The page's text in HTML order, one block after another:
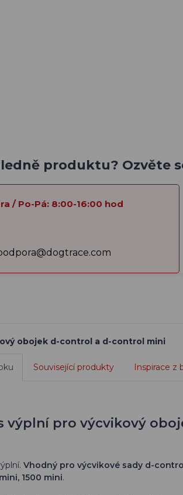
produktu? Ozvěte
/ Po-Pá: 8:00-16:00 hod
obojek d-control a d-control mini
Související produkty Inspirace z
výplní pro výcvikový
Vhodný pro výcvikové sady d-
1500 mini.